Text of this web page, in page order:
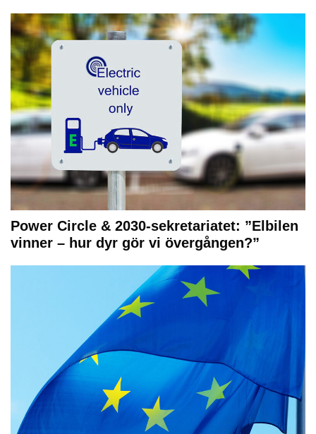
Power Circle & 2030-sekretariatet: ”Elbilen
vinner – hur dyr gör vi övergången?”